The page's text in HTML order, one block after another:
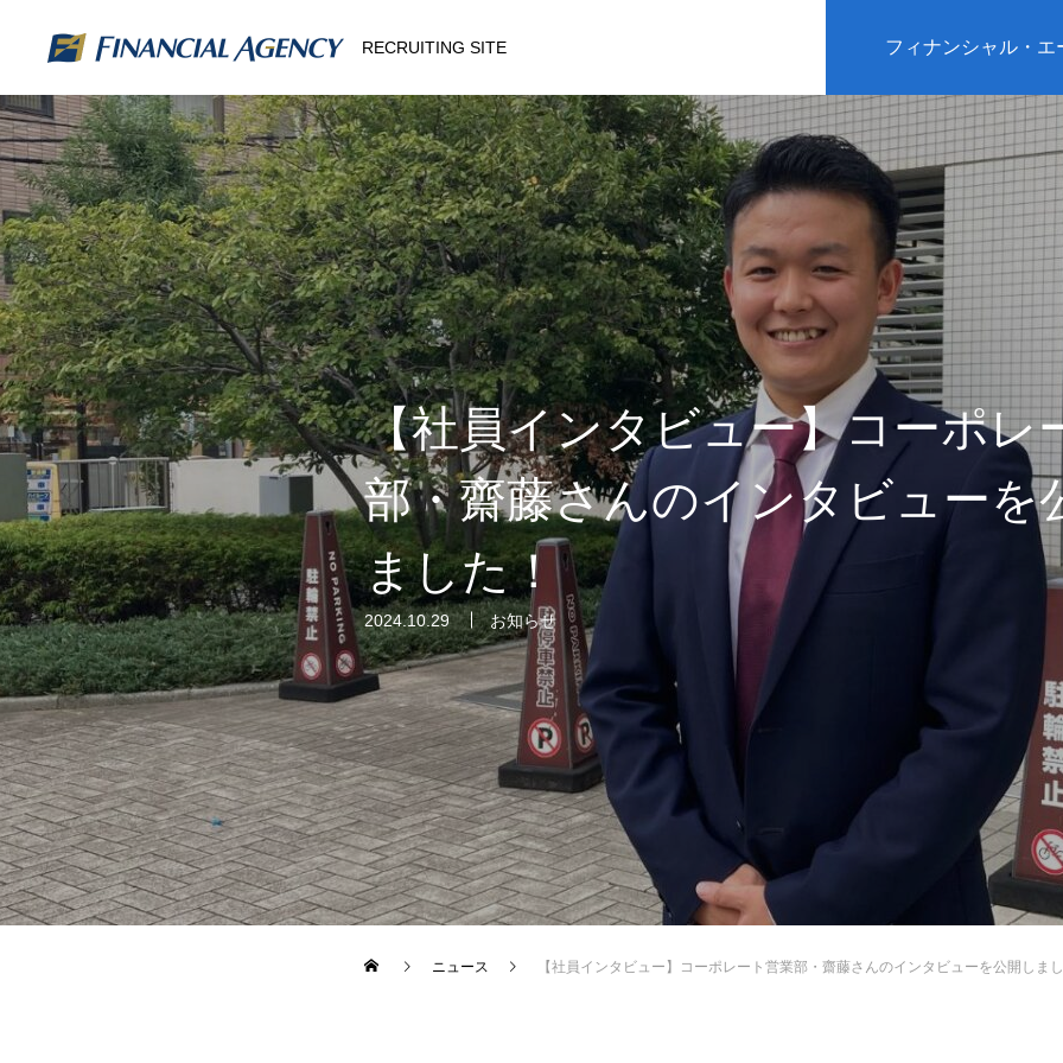
RECRUITING SITE フィナンシャル・
【社員インタビュー】コーポレ
部・齋藤さんのインタビューを
ました！
2024.10.29 お知らせ
ニュース 【社員インタビュー】コーポレート営業部・齋藤さんのインタビューを公開しま